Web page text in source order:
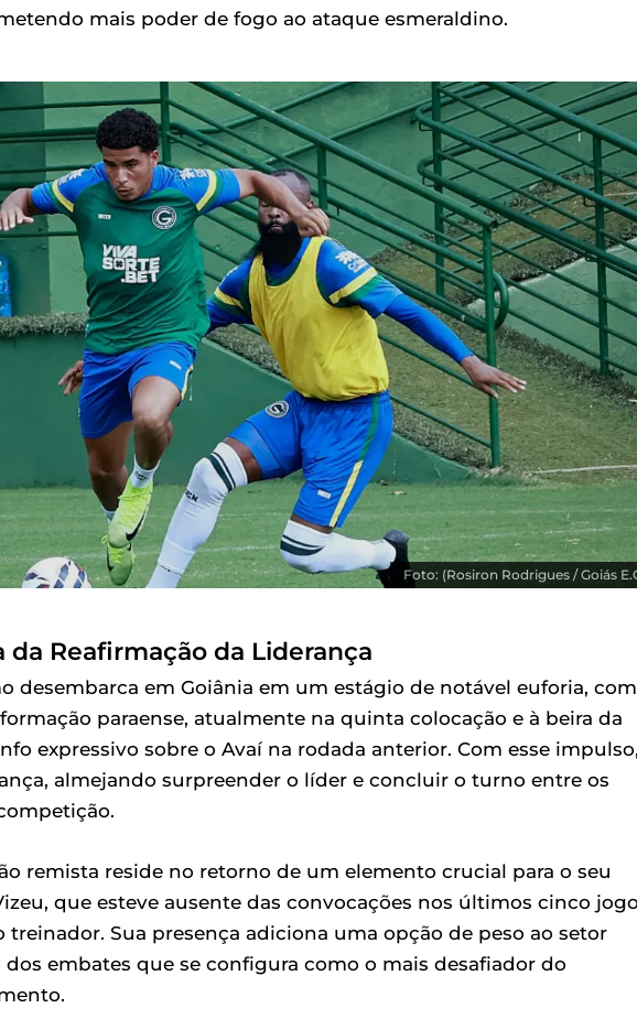
mais poder de fogo ao ataque esmeraldino.
Foto: (Rosiron Rodrigues / Goiás
Reafirmação da Liderança
desembarca em Goiânia em um estágio de notável euforia,
paraense, atualmente na quinta colocação e à beira da
expressivo sobre o Avaí na rodada anterior. Com esse
almejando surpreender o líder e concluir o turno entre os
remista reside no retorno de um elemento crucial para o seu
que esteve ausente das convocações nos últimos cinco
Sua presença adiciona uma opção de peso ao setor
embates que se configura como o mais desafiador do